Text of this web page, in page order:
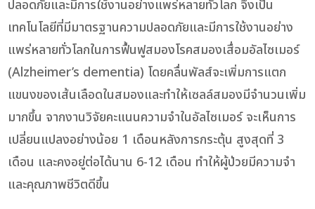
ปลอดภัยและมีการใช้งานอย่างแพร่หลายทั่วโลก จึงเป็น
เทคโนโลยีที่มีมาตรฐานความปลอดภัยและมีการใช้งานอย่าง
แพร่หลายทั่วโลกในการฟื้นฟูสมองโรคสมองเสื่อมอัลไซเมอร์
(Alzheimer’s dementia) โดยคลื่นพัลส์จะเพิ่มการแตก
แขนงของเส้นเลือดในสมองและทำให้เซลล์สมองมีจำนวนเพิ่ม
มากขึ้น จากงานวิจัยคะแนนความจำในอัลไซเมอร์ จะเห็นการ
เปลี่ยนแปลงอย่างน้อย 1 เดือนหลังการกระตุ้น สูงสุดที่ 3
เดือน และคงอยู่ต่อได้นาน 6-12 เดือน ทำให้ผู้ป่วยมีความจำ
และคุณภาพชีวิตดีขึ้น